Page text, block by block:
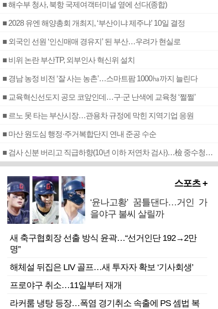
■ 해수부 청사, 북항 국제여객터미널 옆에 선다(종합)
■ 2028 유엔 해양총회 개최지, ‘부산이냐 제주냐’ 10일 결정
■ 외국인 선원 ‘인신매매 경유지’ 된 부산…우려가 현실로
■ 비위 논란 부산TP, 외부인사 혁신위 설치
■ 경남 농정 비전 ‘잘 사는 농촌’…스마트팜 1000㏊까지 늘린다
■ 교육혁신선도지 공모 코앞인데…구·군 난색에 교육청 ‘쩔쩔’
■ 르노 못 타는 부산시장…관용차 규정에 막힌 지역기업 응원
■ 마산 원도심 행정·주거복합단지 연내 준공 수순
■ 검사 신분 버리고 직급하향(10년 이하 저연차 검사)…檢 중수청행 기피
스포츠 +
‘윤나고황’ 꿈틀댄다…거인 가
을야구 불씨 살릴까
새 축구협회장 선출 방식 윤곽…“선거인단 192→2만
명”
해체설 뒤집은 LIV 골프…새 투자자 확보 ‘기사회생’
프로야구 취소…11일부터 재개
라커룸 냉탕 등장…폭염 경기취소 속출에 PS 셈법 복